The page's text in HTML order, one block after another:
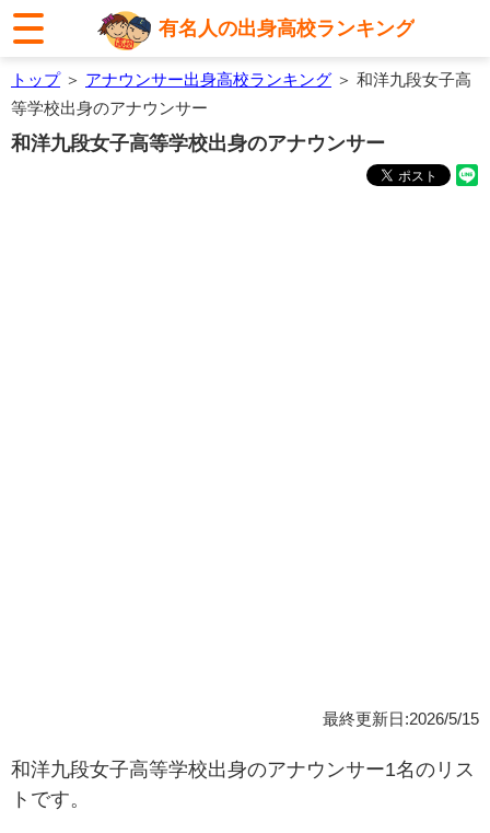
有名人の出身高校ランキング
トップ＞ アナウンサー出身高校ランキング ＞ 和洋九段女子高
等学校出身のアナウンサー
和洋九段女子高等学校出身のアナウンサー
最終更新日:2026/5/15
和洋九段女子高等学校出身のアナウンサー1名のリス
トです。